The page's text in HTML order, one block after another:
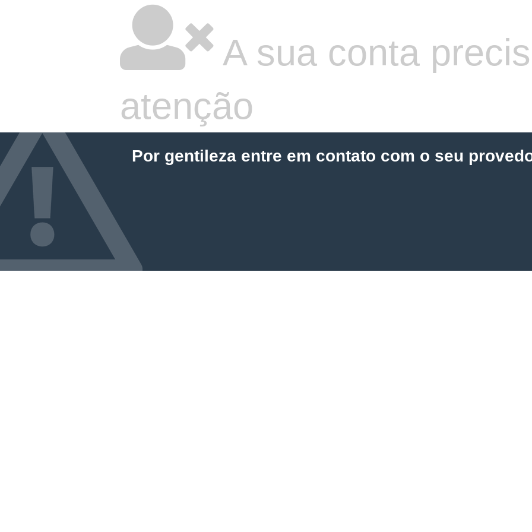
A sua conta
atenção
Por gentileza entre em contato com o seu